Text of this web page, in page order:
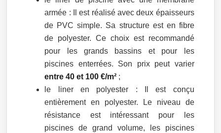
armée : Il est réalisé avec deux épaisseurs
de PVC simple. Sa structure est en fibre
de polyester. Ce choix est recommandé
pour les grands bassins et pour les
piscines enterrées. Son prix peut varier
entre 40 et 100 €/m² ;
le liner en polyester : Il est conçu
entièrement en polyester. Le niveau de
résistance est intéressant pour les
piscines de grand volume, les piscines